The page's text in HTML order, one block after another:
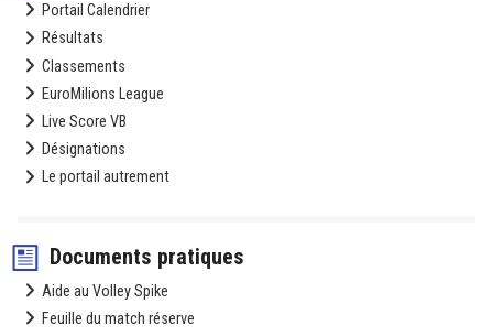
Portail Calendrier
Résultats
Classements
EuroMilions League
Live Score VB
Désignations
Le portail autrement
Documents pratiques
Aide au Volley Spike
Feuille du match réserve